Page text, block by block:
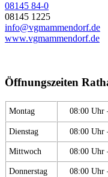
08145 84-0
08145 1225
info@vgmammendorf.de
www.vgmammendorf.de
Öffnungszeiten
Montag 08:00 Uhr
Dienstag 08:00 Uhr
Mittwoch 08:00 Uhr
Donnerstag 08:00 Uhr